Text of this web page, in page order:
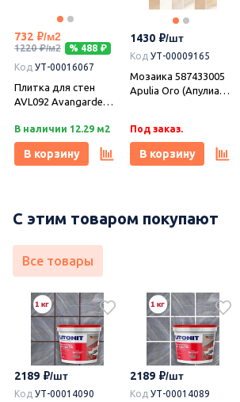
732
1220
% 488
Код УТ-00016067
Плитка для стен
AVL092 Avangarde
29,8х59,8, Cersanit
В наличии 12.29 м2
В корзину
1430
Код УТ-00009165
Мозаика 587433005
Apulia Oro (Апулиа
Под заказ.
В корзину
С этим товаром покупают
Все товары
2189
Код УТ-00014090
2189
Код УТ-00014089